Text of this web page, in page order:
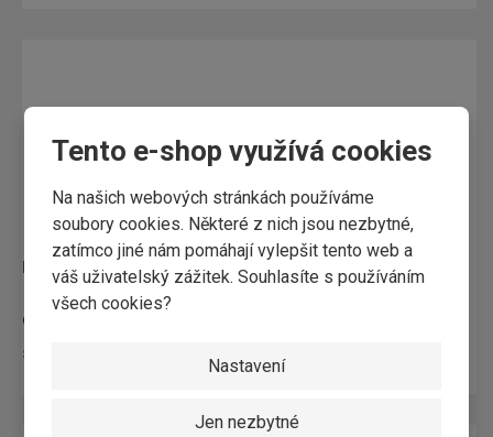
Tento e-shop využívá cookies
Na našich webových stránkách používáme
soubory cookies. Některé z nich jsou nezbytné,
zatímco jiné nám pomáhají vylepšit tento web a
váš uživatelský zážitek. Souhlasíte s používáním
všech cookies?
Nastavení
Jen nezbytné
fasádní profil MD 19x146mm ''BUDMAX'' AB
od
Skladem